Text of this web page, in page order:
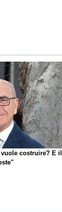
costruire? E il